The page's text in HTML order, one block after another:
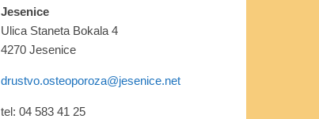
Jesenice
Ulica Staneta Bokala 4
4270 Jesenice
drustvo.osteoporoza@jesenice.net
tel: 04 583 41 25